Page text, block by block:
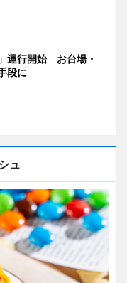
運行開始 お台場・
段に
ュ